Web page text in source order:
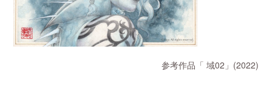
参考作品「 域02」(2022)